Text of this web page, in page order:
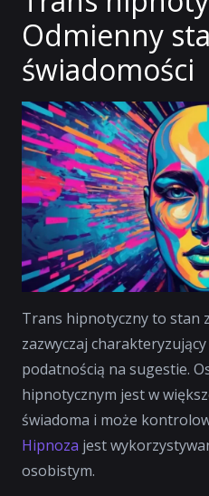
Odmienny
świadomości
Trans hipnotyczny to stan
zazwyczaj
podatnością na sugestie.
hipnotycznym jest w
świadoma i może
Hipnoza jest
osobistym.